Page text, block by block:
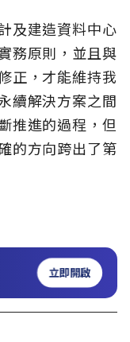
及建造資料中心
務原則，並且與
正，才能維持我
續解決方案之間
推進的過程，但
的方向跨出了第
立即開啟